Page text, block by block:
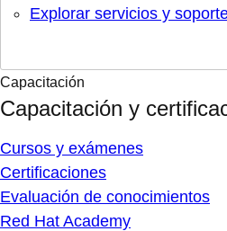
Explorar servicios y
Capacitación
Capacitación y
Cursos y exámenes
Certificaciones
Evaluación de conocimientos
Red Hat Academy